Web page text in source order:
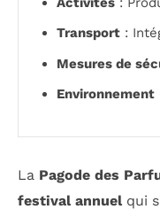
Transport :
Mesures de
Environnement
La Pagode des
festival annuelqui